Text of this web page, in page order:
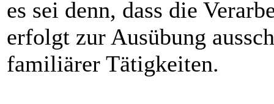
es sei denn, dass die
erfolgt zur Ausübung
familiärer Tätigkeiten.